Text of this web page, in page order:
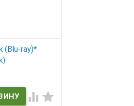
(Blu-ray)*
 